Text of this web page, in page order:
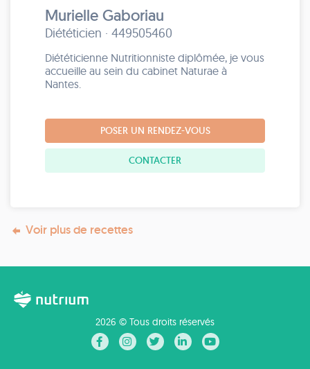
Murielle Gaboriau
Diététicien · 449505460
Diététicienne Nutritionniste diplômée, je vous
accueille au sein du cabinet Naturae à
Nantes.
POSER UN RENDEZ-VOUS
CONTACTER
Voir plus de recettes
2026 © Tous droits réservés